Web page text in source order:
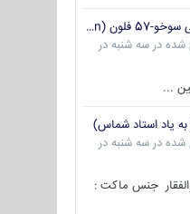
جنگنده برتری هوایی سوخو-57 فلون (Su-57/Felon)
شده در سه شنبه در
...
به یاد استاد شماس)
شده در سه شنبه در
جنس ماکت :